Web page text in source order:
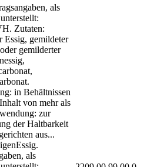
als
Zutaten:
Essig, gemildeter
gemilderter
in Behältnissen
von mehr als
zur
der Haltbarkeit
aus...
Essig.
als